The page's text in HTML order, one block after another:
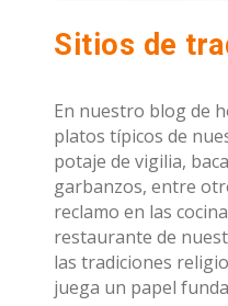
En nuestro blog de
platos típicos de
potaje de vigilia,
garbanzos, entre
reclamo en las
restaurante de
las tradiciones
juega un papel